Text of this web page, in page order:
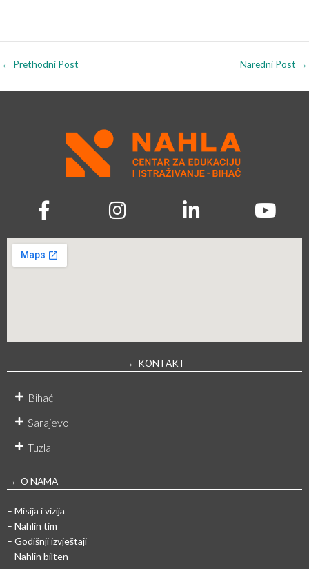
← Prethodni Post Naredni Post →
→ KONTAKT
Bihać
Sarajevo
Tuzla
→ O NAMA
– Misija i vizija
– Nahlin tim
– Godišnji izvještaji
– Nahlin bilten